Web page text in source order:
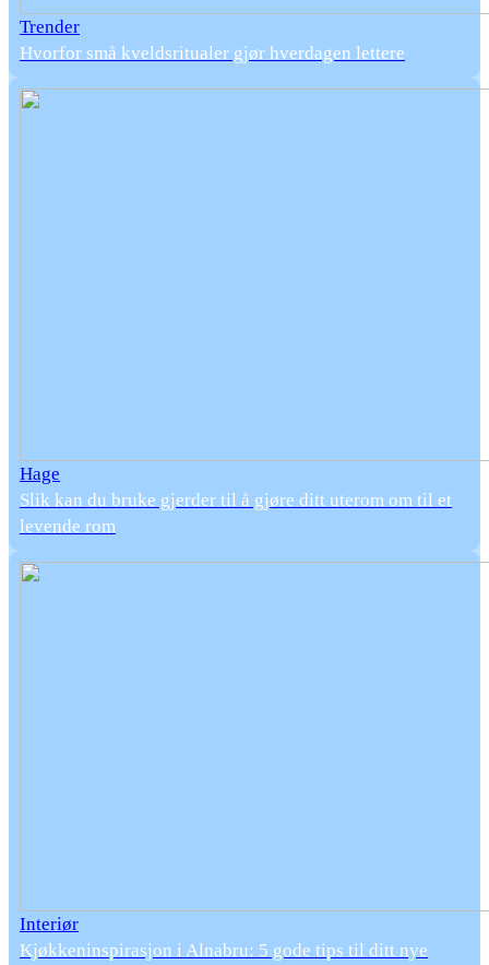
Trender
Hvorfor små kveldsritualer gjør hverdagen lettere
Hage
Slik kan du bruke gjerder til å gjøre ditt uterom om til et
levende rom
Interiør
Kjøkkeninspirasjon i Alnabru: 5 gode tips til ditt nye